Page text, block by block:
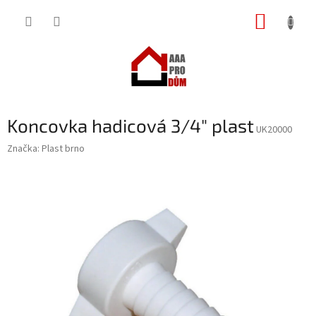
Koncovka hadicová 3/4" plastUK20000
Značka: Plast brno